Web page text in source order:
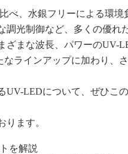
べ、水銀フリーによる環境
調光制御など、多くの優れ
ざまな波長、パワーのUV-
ラインアップに加わり、
UV-LEDについて、ぜひこ
ります。
を解説